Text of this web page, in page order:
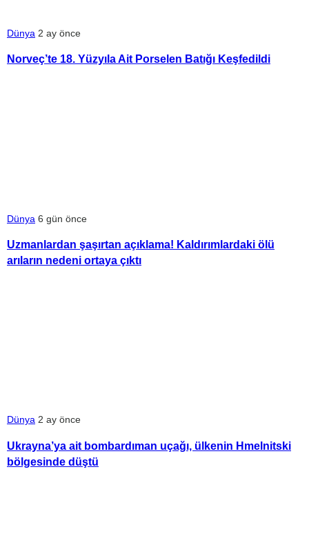
Dünya 2 ay önce
Norveç’te 18. Yüzyıla Ait Porselen Batığı Keşfedildi
Dünya 6 gün önce
Uzmanlardan şaşırtan açıklama! Kaldırımlardaki ölü
arıların nedeni ortaya çıktı
Dünya 2 ay önce
Ukrayna’ya ait bombardıman uçağı, ülkenin Hmelnitski
bölgesinde düştü